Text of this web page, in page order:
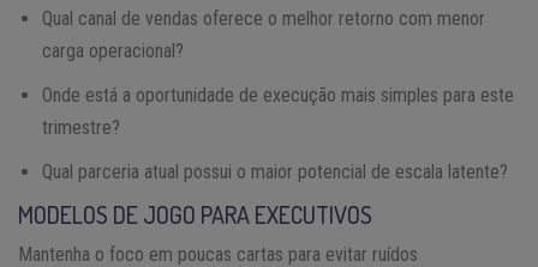
Qual canal de vendas oferece o melhor retorno com menor
carga operacional?
Onde está a oportunidade de execução mais simples para este
trimestre?
Qual parceria atual possui o maior potencial de escala latente?
MODELOS DE JOGO PARA EXECUTIVOS
Mantenha o foco em poucas cartas para evitar ruídos